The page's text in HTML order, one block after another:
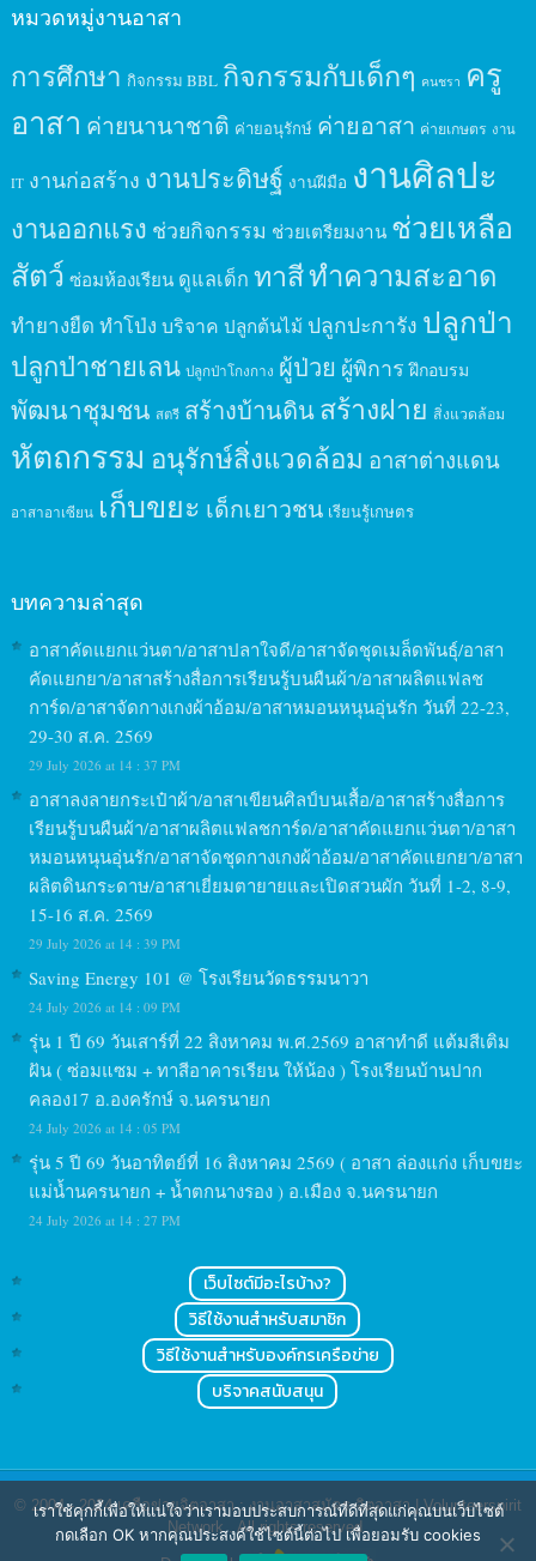
หมวดหมู่งานอาสา
การศึกษา กิจกรรม BBL กิจกรรมกับเด็กๆ คนชรา ครู
อาสา ค่ายนานาชาติ ค่ายอนุรักษ์ ค่ายอาสา ค่ายเกษตร งาน
IT งานก่อสร้าง งานประดิษฐ์ งานฝีมือ งานศิลปะ
งานออกแรง ช่วยกิจกรรม ช่วยเตรียมงาน ช่วยเหลือ
สัตว์ ซ่อมห้องเรียน ดูแลเด็ก ทาสีทำความสะอาด
ทำยางยืด ทำโป่ง บริจาค ปลูกต้นไม้ ปลูกปะการัง ปลูกป่า
ปลูกป่าชายเลน ปลูกป่าโกงกาง ผู้ป่วย ผู้พิการ ฝึกอบรม
พัฒนาชุมชน สตรี สร้างบ้านดินสร้างฝาย สิ่งแวดล้อม
หัตถกรรม อนุรักษ์สิ่งแวดล้อม อาสาต่างแดน
อาสาอาเซียน เก็บขยะ เด็กเยาวชน เรียนรู้เกษตร
บทความล่าสุด
อาสาคัดแยกแว่นตา/อาสาปลาใจดี/อาสาจัดชุดเมล็ดพันธุ์/อาสา
คัดแยกยา/อาสาสร้างสื่อการเรียนรู้บนผืนผ้า/อาสาผลิตแฟลช
การ์ด/อาสาจัดกางเกงผ้าอ้อม/อาสาหมอนหนุนอุ่นรัก วันที่ 22-23,
29-30 ส.ค. 2569
29 July 2026 at 14 : 37 PM
อาสาลงลายกระเป๋าผ้า/อาสาเขียนศิลป์บนเสื้อ/อาสาสร้างสื่อการ
เรียนรู้บนผืนผ้า/อาสาผลิตแฟลชการ์ด/อาสาคัดแยกแว่นตา/อาสา
หมอนหนุนอุ่นรัก/อาสาจัดชุดกางเกงผ้าอ้อม/อาสาคัดแยกยา/อาสา
ผลิตดินกระดาษ/อาสาเยี่ยมตายายและเปิดสวนผัก วันที่ 1-2, 8-9,
15-16 ส.ค. 2569
29 July 2026 at 14 : 39 PM
Saving Energy 101 @ โรงเรียนวัดธรรมนาวา
24 July 2026 at 14 : 09 PM
รุ่น 1 ปี 69 วันเสาร์ที่ 22 สิงหาคม พ.ศ.2569 อาสาทำดี แต้มสีเติม
ฝัน ( ซ่อมแซม + ทาสีอาคารเรียน ให้น้อง ) โรงเรียนบ้านปาก
คลอง17 อ.องครักษ์ จ.นครนายก
24 July 2026 at 14 : 05 PM
รุ่น 5 ปี 69 วันอาทิตย์ที่ 16 สิงหาคม 2569 ( อาสา ล่องแก่ง เก็บขยะ
แม่น้ำนครนายก + น้ำตกนางรอง ) อ.เมือง จ.นครนายก
24 July 2026 at 14 : 27 PM
เว็บไซต์มีอะไรบ้าง?
วิธีใช้งานสำหรับสมาชิก
วิธีใช้งานสำหรับองค์กรเครือข่าย
บริจาคสนับสนุน
© 2004 - 2024เครือข่ายจิตอาสา : งานอาสาสมัคร จิตอาสา | Volunteerspirit
Network . All rights reserved.
เราใช้คุกกี้เพื่อให้แน่ใจว่าเรามอบประสบการณ์ที่ดีที่สุดแก่คุณบนเว็บไซต์
กดเลือก OK หากคุณประสงค์ใช้ไซต์นี้ต่อไป เพื่อยอมรับ cookies